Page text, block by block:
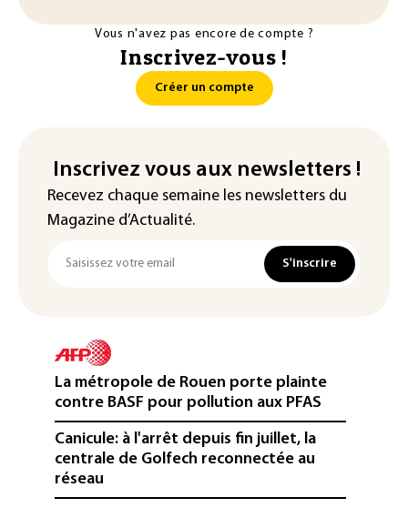
Vous n'avez pas encore de compte ?
Inscrivez-vous !
Créer un compte
Inscrivez vous aux newsletters !
Recevez chaque semaine les newsletters du
Magazine d’Actualité.
S'inscrire
La métropole de Rouen porte plainte
contre BASF pour pollution aux PFAS
Canicule: à l'arrêt depuis fin juillet, la
centrale de Golfech reconnectée au
réseau